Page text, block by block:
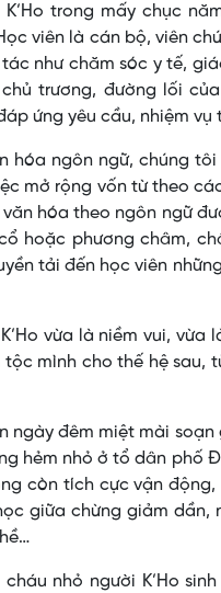
trong mấy chục
viên là cán bộ, viên
như chăm sóc y tế,
trương, đường lối
ứng yêu cầu, nhiệm vụ
hóa ngôn ngữ, chúng
mở rộng vốn từ theo
hóa theo ngôn ngữ
hoặc phương châm,
tải đến học viên
vừa là niềm vui, vừa
mình cho thế hệ sau,
ngày đêm miệt mài
hẻm nhỏ ở tổ dân phố
còn tích cực vận
giữa chừng giảm
nhỏ người K’Ho